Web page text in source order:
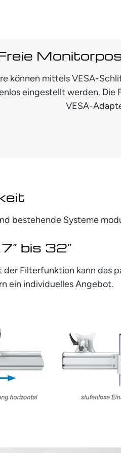
können mittels VESA-
eingestellt werden.
VESA-
bestehende Systeme
bis 32”
Filterfunktion kann das
ein individuelles Angebot.